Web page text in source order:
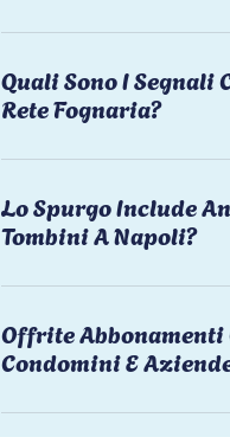
Quali Sono I Segnali
Rete Fognaria?
Lo Spurgo Include
Tombini A Napoli?
Offrite
Condomini E